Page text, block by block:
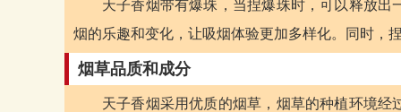
天子香烟带有爆珠，当捏爆珠时，可以释放
烟的乐趣和变化，让吸烟体验更加多样化。同时，
烟草品质和成分
天子香烟采用优质的烟草，烟草的种植环境